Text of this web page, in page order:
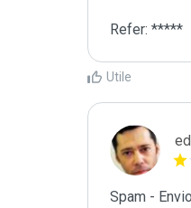
Refer: *****
Utile
Spam -